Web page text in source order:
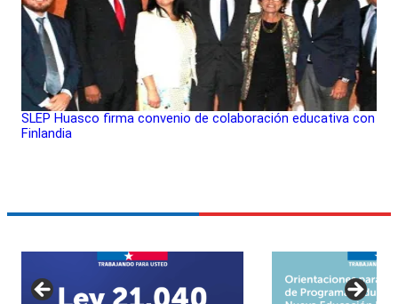
SLEP Huasco firma convenio de colaboración educativa con
Finlandia